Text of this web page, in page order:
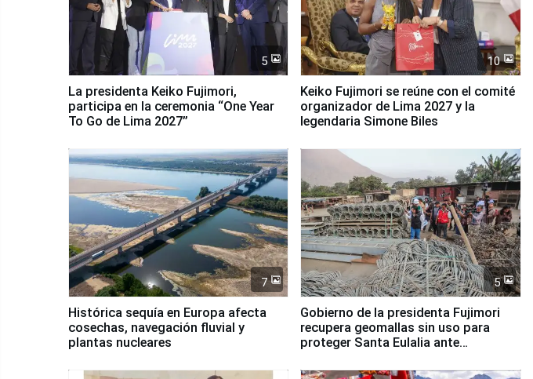
5
La presidenta Keiko Fujimori,
participa en la ceremonia “One Year
To Go de Lima 2027”
10
Keiko Fujimori se reúne con el comité
organizador de Lima 2027 y la
legendaria Simone Biles
7
Histórica sequía en Europa afecta
cosechas, navegación fluvial y
plantas nucleares
5
Gobierno de la presidenta Fujimori
recupera geomallas sin uso para
proteger Santa Eulalia ante